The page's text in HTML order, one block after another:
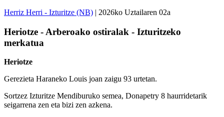
Herriz Herri - Izturitze (NB) | 2026ko Uztailaren 02a
Heriotze - Arberoako ostiralak - Izturitzeko
merkatua
Heriotze
Gerezieta Haraneko Louis joan zaigu 93 urtetan.
Sortzez Izturitze Mendiburuko semea, Donapetry 8 haurridetarik
seigarrena zen eta bizi zen azkena.